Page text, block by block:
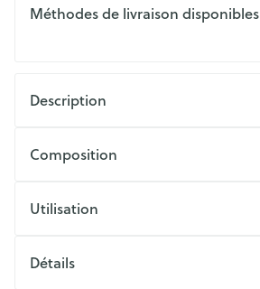
Méthodes de livraison disponibles
Description
Composition
Utilisation
Détails